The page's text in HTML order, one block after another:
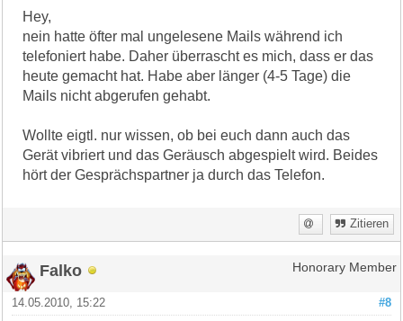
Hey,
nein hatte öfter mal ungelesene Mails während ich
telefoniert habe. Daher überrascht es mich, dass er das
heute gemacht hat. Habe aber länger (4-5 Tage) die
Mails nicht abgerufen gehabt.
Wollte eigtl. nur wissen, ob bei euch dann auch das
Gerät vibriert und das Geräusch abgespielt wird. Beides
hört der Gesprächspartner ja durch das Telefon.
Zitieren
Falko Honorary Member
#8
14.05.2010, 15:22